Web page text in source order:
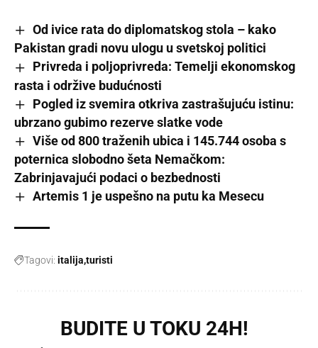
Od ivice rata do diplomatskog stola – kako
Pakistan gradi novu ulogu u svetskoj politici
Privreda i poljoprivreda: Temelji ekonomskog
rasta i održive budućnosti
Pogled iz svemira otkriva zastrašujuću istinu:
ubrzano gubimo rezerve slatke vode
Više od 800 traženih ubica i 145.744 osoba s
poternica slobodno šeta Nemačkom:
Zabrinjavajući podaci o bezbednosti
Artemis 1 je uspešno na putu ka Mesecu
Tagovi: italija turisti
BUDITE U TOKU 24H!